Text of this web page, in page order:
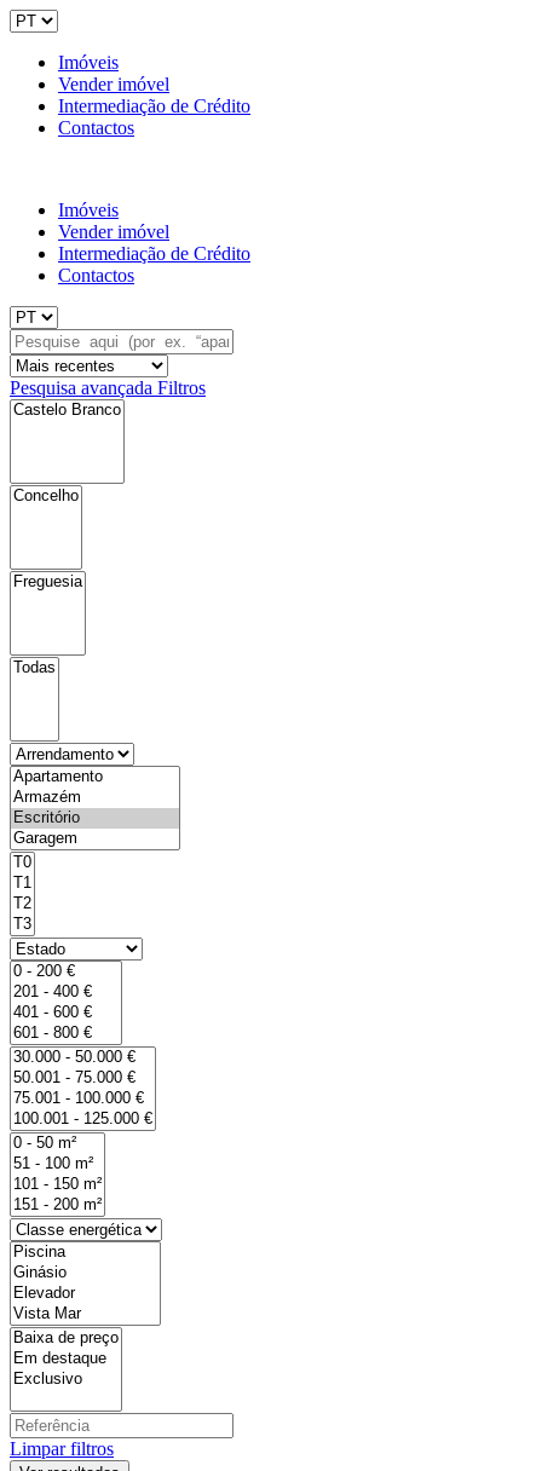
Imóveis
Vender imóvel
Intermediação de Crédito
Contactos
Imóveis
Vender imóvel
Intermediação de Crédito
Contactos
Pesquisa avançada Filtros
Limpar filtros